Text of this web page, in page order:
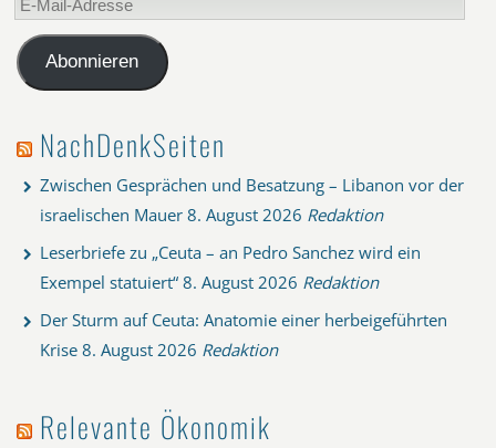
Mail-
AdresseAbonnieren
NachDenkSeiten
Zwischen Gesprächen und Besatzung – Libanon vor der
israelischen Mauer 8. August 2026 Redaktion
Leserbriefe zu „Ceuta – an Pedro Sanchez wird ein
Exempel statuiert“ 8. August 2026 Redaktion
Der Sturm auf Ceuta: Anatomie einer herbeigeführten
Krise 8. August 2026 Redaktion
Relevante Ökonomik